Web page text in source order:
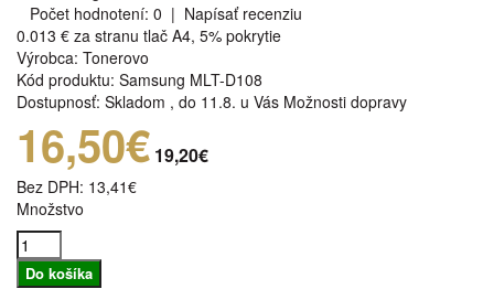
Počet hodnotení: 0 | Napísať recenziu
0.013 € za stranu tlač A4, 5% pokrytie
Výrobca: Tonerovo
Kód produktu: Samsung MLT-D108
Dostupnosť: Skladom , do 11.8. u Vás Možnosti dopravy
16,50€ 19,20€
Bez DPH: 13,41€
Množstvo